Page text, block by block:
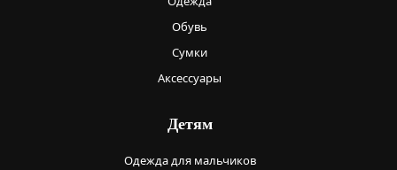
Обувь
Сумки
Аксессуары
Детям
Одежда для мальчиков